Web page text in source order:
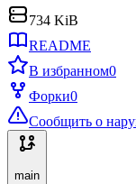
734 KiB
README
В избранном0
Форки0
Сообщить о
main